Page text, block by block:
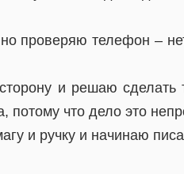
проверяю телефон –
и решаю сделать
потому что дело это
и ручку и начинаю